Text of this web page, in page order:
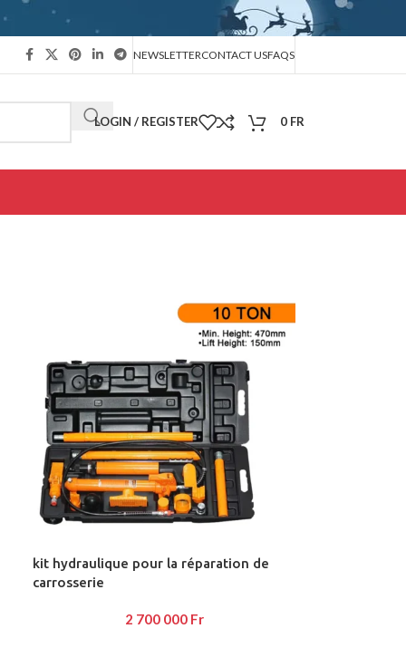
NEWSLETTERCONTACT USFAQS
LOGIN / REGISTER 0 FR
kit hydraulique pour la réparation de
carrosserie
2 700 000 Fr